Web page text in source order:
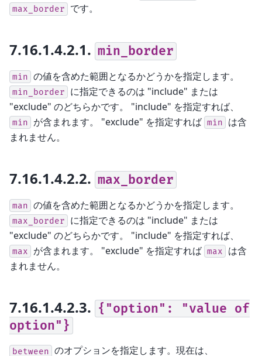
max_border です。
7.16.1.4.2.1. min_border
min の値を含めた範囲となるかどうかを指定します。
min_border
に指定できるのは "include" または
"exclude" のどちらかです。 "include" を指定すれば、
min が含まれます。 "exclude" を指定すれば min
は含
まれません。
7.16.1.4.2.2. max_border
man の値を含めた範囲となるかどうかを指定します。
max_border
に指定できるのは "include" または
"exclude" のどちらかです。 "include" を指定すれば、
max が含まれます。 "exclude" を指定すれば max
は含
まれません。
7.16.1.4.2.3. {"option": "value of
option"}
between のオプションを指定します。現在は、